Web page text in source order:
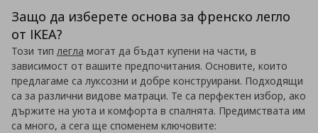
Защо да изберете основа за френско легло
от IKEA?
Този тип легла могат да бъдат купени на части, в
зависимост от вашите предпочитания. Основите, които
предлагаме са луксозни и добре конструирани. Подходящи
са за различни видове матраци. Те са перфектен избор, ако
държите на уюта и комфорта в спалнята. Предимствата им
са много, а сега ще споменем ключовите: